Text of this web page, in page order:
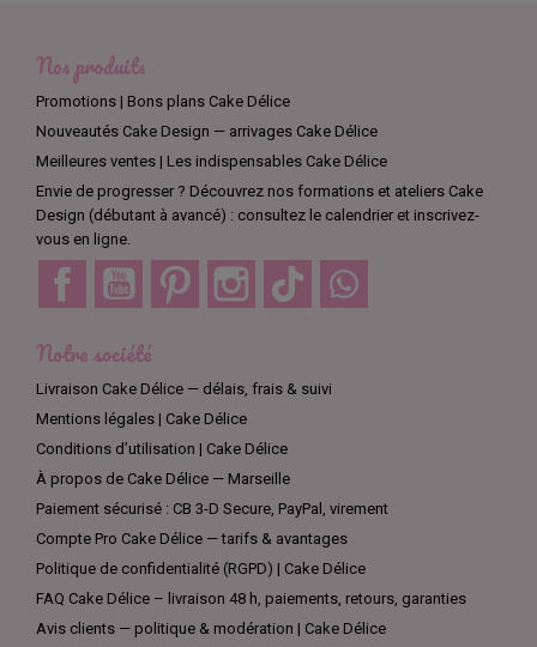
Nos produits
Promotions | Bons plans Cake Délice
Nouveautés Cake Design — arrivages Cake Délice
Meilleures ventes | Les indispensables Cake Délice
Envie de progresser ? Découvrez nos formations et ateliers Cake
Design (débutant à avancé) : consultez le calendrier et inscrivez-
vous en ligne.
Facebook YouTube Pinterest Instagram TikTok
Notre société
Livraison Cake Délice — délais, frais & suivi
Mentions légales | Cake Délice
Conditions d’utilisation | Cake Délice
À propos de Cake Délice — Marseille
Paiement sécurisé : CB 3-D Secure, PayPal, virement
Compte Pro Cake Délice — tarifs & avantages
Politique de confidentialité (RGPD) | Cake Délice
FAQ Cake Délice – livraison 48 h, paiements, retours, garanties
Avis clients — politique & modération | Cake Délice